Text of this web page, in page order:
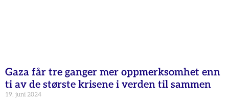
Gaza får tre ganger mer oppmerksomhet enn
ti av de største krisene i verden til sammen
19. juni 2024